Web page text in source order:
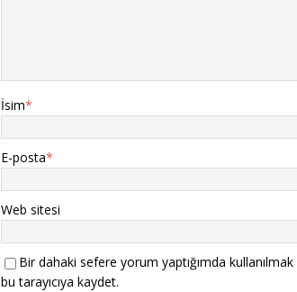
İsim*
E-posta*
Web sitesi
Bir dahaki sefere yorum yaptığımda
bu tarayıcıya kaydet.